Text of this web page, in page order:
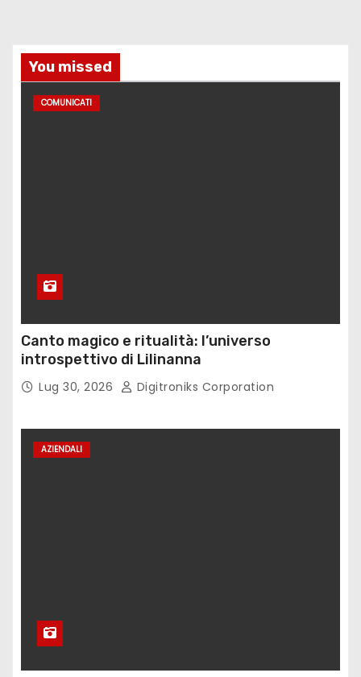
iYou missed
COMUNICATI
Canto magico e ritualità: l’universo
introspettivo di Lilinanna
Lug 30, 2026 Digitroniks Corporation
AZIENDALI